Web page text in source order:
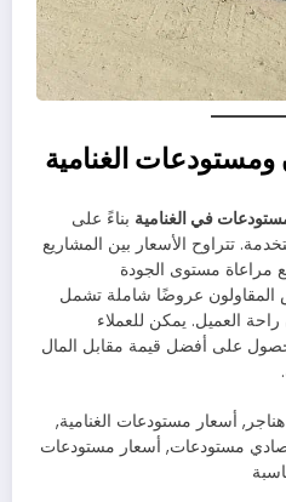
الغنامية
في الغنامية بناءً على
تتراوح الأسعار بين المشاريع
مراعاة مستوى الجودة
المقاولون عروضًا شاملة تشمل
راحة العميل. يمكن للعملاء
على أفضل قيمة مقابل المال
أسعار مستودعات الغنامية,
مستودعات, أسعار مستودعات